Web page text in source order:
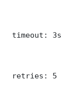
timeout: 3s
retries: 5